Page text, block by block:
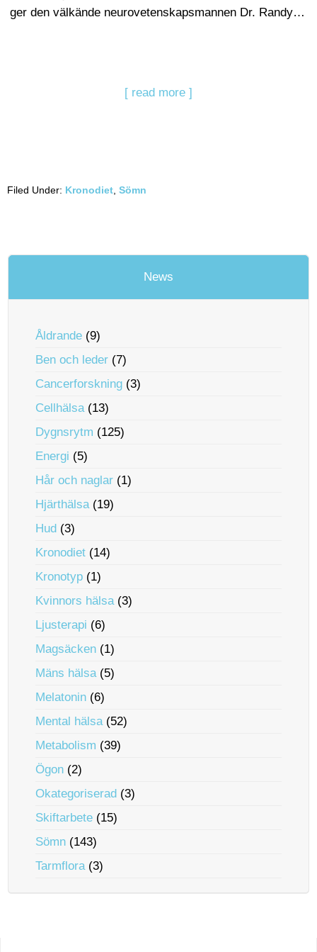
ger den välkände neurovetenskapsmannen Dr. Randy…
[ read more ]
Filed Under: Kronodiet Sömn
News
Åldrande (9)
Ben och leder (7)
Cancerforskning (3)
Cellhälsa(13)
Dygnsrytm (125)
Energi (5)
Hår och naglar (1)
Hjärthälsa(19)
Hud (3)
Kronodiet (14)
Kronotyp (1)
Kvinnors hälsa(3)
Ljusterapi (6)
Magsäcken (1)
Mäns hälsa(5)
Melatonin (6)
Mental hälsa(52)
Metabolism (39)
Ögon (2)
Okategoriserad (3)
Skiftarbete (15)
Sömn (143)
Tarmflora(3)